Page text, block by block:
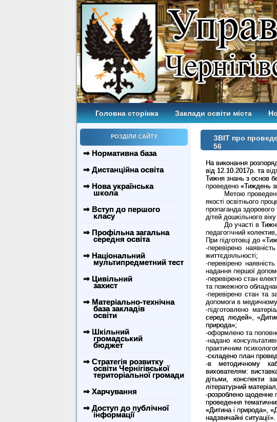
Головна сторінка Заклади освіти міста
РОЗДІЛИ САЙТУ
⇒ Нормативна база
⇒ Дистанційна освіта
⇒ Нова українська
школа
⇒ Вступ до першого
класу
⇒ Профільна загальна
середня освіта
⇒ Національний
мультипредметний тест
⇒ Цивільний
захист
⇒ Матеріально-технічна
база закладів
освіти
⇒ Шкільний
громадський
бюджет
⇒ Стратегія розвитку
освіти Чернігівської
територіальної громади
⇒ Харчування
⇒ Доступ до публічної
інформації
ЗВІТ про
56
На виконання
від 12.10.2017р. та
Тижня знань з основ
проведено «Тиждень
Метою проведення
якості освітнього
пропаганда
дітей дошкільного
До участі в
педагогічний
При підготовці до
-перевірено
життєдіяльності;
-перевірено
надання першої
-перевірено стан
та пожежного
-перевірено стан та
допомоги в медичному
-підготовлено
серед людей», «
природа»;
-оформлено та
-надано
практичним
-складено план
-в методичному
вихователям:
дітьми, конспекти
літературний
-розроблено щоденне
проведення
«Дитина і природа»,
надзвичайні ситуації».